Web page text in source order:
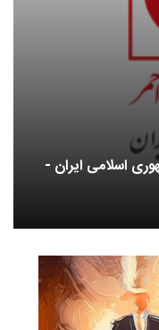
اسلامی ایران -